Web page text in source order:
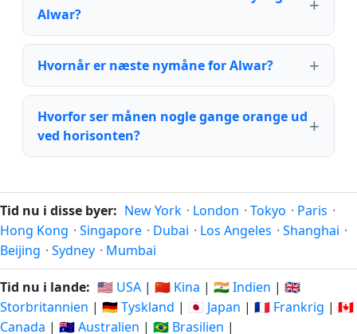
Alwar?
Hvornår er næste nymåne for Alwar?
Hvorfor ser månen nogle gange orange ud
ved horisonten?
Tid nu i disse byer: New York · London · Tokyo · Paris ·
Hong Kong · Singapore · Dubai · Los Angeles · Shanghai ·
Beijing · Sydney · Mumbai
Tid nu i lande: 🇺🇸 USA | 🇨🇳 Kina | 🇮🇳 Indien | 🇬🇧
Storbritannien | 🇩🇪 Tyskland | 🇯🇵 Japan | 🇫🇷 Frankrig | 🇨🇦
Canada | 🇦🇺 Australien | 🇧🇷 Brasilien |